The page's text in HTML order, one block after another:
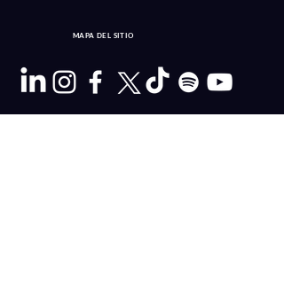
MAPA DEL SITIO